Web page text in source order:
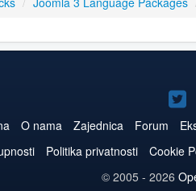
O nama Zajednica Forum
Politika privatnosti Cookie
© 2005 - 2026